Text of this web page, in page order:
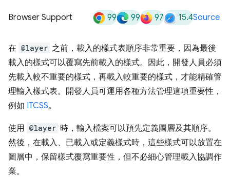
Browser Support 99 99 97 15.4Source
在 @layer 之前，載入的樣式表順序非常重要，因為最後
載入的樣式可以覆寫先前載入的樣式。因此，開發人員必須
先載入較不重要的樣式，再載入較重要的樣式，才能精確管
理輸入樣式表。開發人員可運用各種方法管理這項重要性，
例如 ITCSS。
使用 @layer 時，輸入檔案可以預先定義圖層及其順序。
然後，在載入、已載入或定義樣式時，這些樣式可以放置在
圖層中，保留樣式覆寫重要性，但不必細心管理載入協調作
業。